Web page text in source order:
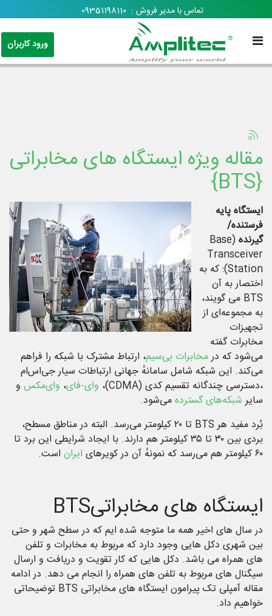
تماس با مدیر فروش :09351198110
مقاله ویژه ایستگاه های مخابراتی
{BTS}
ایستگاه پایه
فرستنده/
گیرنده (Base
Transceiver
Station): که به
اختصار به آن
BTS می گویند،
به مجموعه‌ای از
تجهیزات
مخابرات گفته
می‌شود که درمخابرات بی‌سیم، ارتباط مشترک با شبکه را فراهم
می‌کند. این شبکه شامل سامانهٔ جهانی ارتباطات سیار جی‌اس‌ام
،دسترسی چندگانه تقسیم کدی (CDMA)،
وای-فای، وای‌مکس و
سایرشبکه‌های گستردهمی‌شود.
بُرد مفید هر BTS تا ۲۰ کیلومتر می‌رسد. البته در مناطق مسطح،
بردی بین ۳۰ تا ۳۵ کیلومتر هم دارند. با ایجاد شرایطی این برد تا
۶۰ کیلومتر هم می‌رسد که نمونهٔ آن در کویرهای
ایران است.
ایستگاه های مخابراتیBTS
در سال های اخیر همه ما متوجه شده ایم که در سطح شهر و حتی
بین شهری دکل هایی وجود دارد که مربوط به مخابرات و تلفن
های همراه می باشد. دکل هایی که کار تقویت و دریافت و ارسال
سیگنال های مربوط به تلفن های همراه را انجام می دهد. در ادامه
مقاله آمپلی تک پیرامون ایستگاه های مخابراتی BTS توضیحاتی
خواهیم داد.
ورود کاربران